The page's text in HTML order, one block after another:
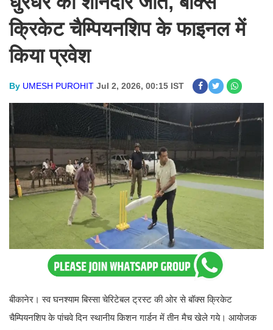
क्रिकेट चैम्पियनशिप के फाइनल में
किया प्रवेश
By UMESH PUROHIT Jul 2, 2026, 00:15 IST
बीकानेर। स्व घनश्याम बिस्सा चेरिटेबल ट्रस्ट की ओर से बॉक्स क्रिकेट
चैम्पियनशिप के पांचवे दिन स्थानीय किशन गार्डन में तीन मैच खेले गये। आयोजक